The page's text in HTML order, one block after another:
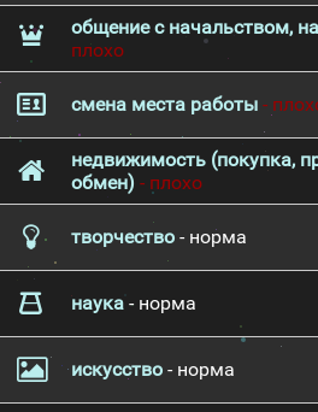
общение с начальством,
плохо
смена места работы -
недвижимость (покупка,
обмен) - плохо
творчество - норма
наука - норма
искусство - норма